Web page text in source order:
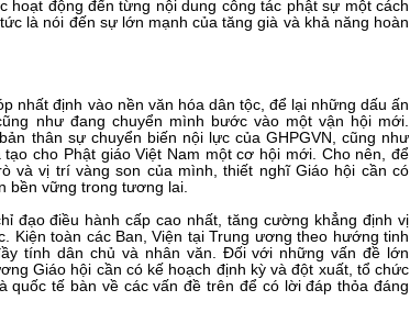
động đến từng nội dung công tác phật sự một cách
là nói đến sự lớn mạnh của tăng già và khả năng hoàn
nhất định vào nền văn hóa dân tộc, để lại những dấu ấn
như đang chuyển mình bước vào một vận hội mới.
thân sự chuyển biến nội lực của GHPGVN, cũng như
cho Phật giáo Việt Nam một cơ hội mới. Cho nên, để
và vị trí vàng son của mình, thiết nghĩ Giáo hội cần có
bền vững trong tương lai.
đạo điều hành cấp cao nhất, tăng cường khẳng định vị
Kiện toàn các Ban, Viện tại Trung ương theo hướng tinh
tính dân chủ và nhân văn. Đối với những vấn đề lớn
Giáo hội cần có kế hoạch định kỳ và đột xuất, tổ chức
quốc tế bàn về các vấn đề trên để có lời đáp thỏa đáng